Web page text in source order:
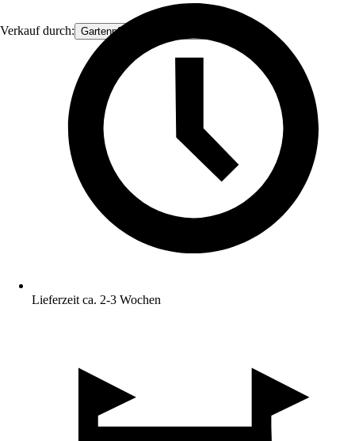
Verkauf durch: Gartenpflanzen Ammerland
Lieferzeit ca. 2-3 Wochen